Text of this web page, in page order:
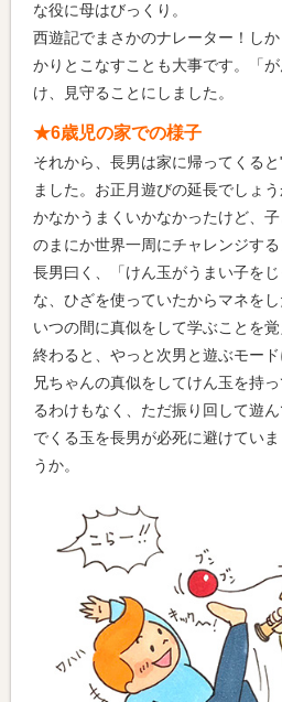
な役に母はびっくり。
西遊記でまさかのナレーター！し
かりとこなすことも大事です。「
け、見守ることにしました。
★6歳児の家での様子
それから、長男は家に帰ってくる
ました。お正月遊びの延長でしょ
かなかうまくいかなかったけど、
のまにか世界一周にチャレンジする
長男曰く、「けん玉がうまい子を
な、ひざを使っていたからマネをし
いつの間に真似をして学ぶことを
終わると、やっと次男と遊ぶモー
兄ちゃんの真似をしてけん玉を持
るわけもなく、ただ振り回して遊
でくる玉を長男が必死に避けてい
うか。